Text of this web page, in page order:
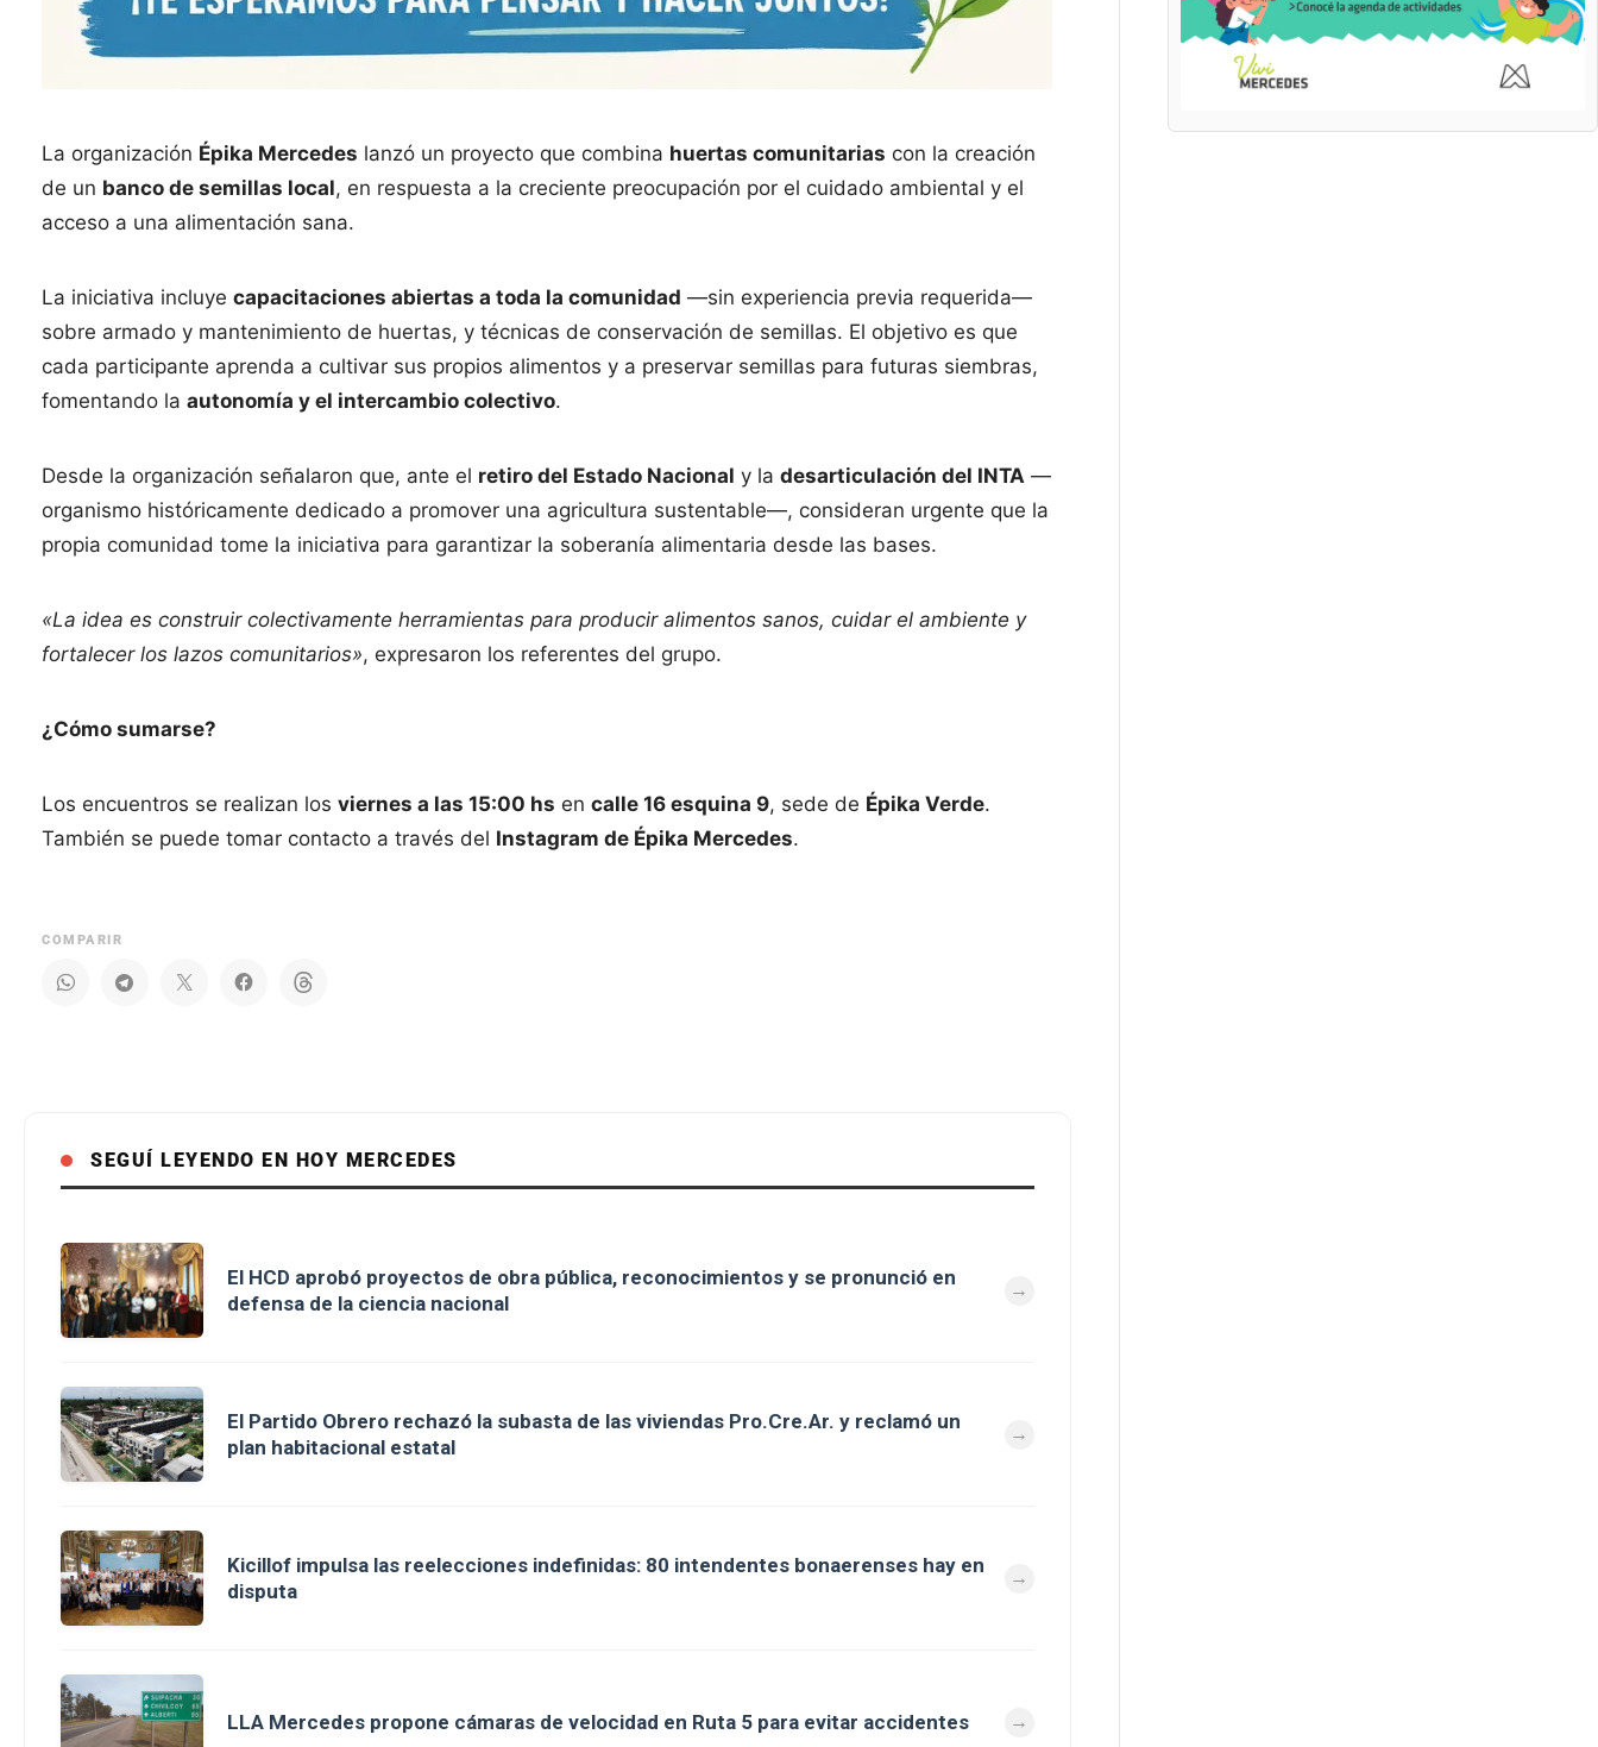
La organización Épika Mercedes lanzó un proyecto que combina huertas comunitarias con la creación
de un banco de semillas local, en respuesta a la creciente preocupación por el cuidado ambiental y el
acceso a una alimentación sana.
La iniciativa incluyecapacitaciones abiertas a toda la comunidad —sin experiencia previa requerida—
sobre armado y mantenimiento de huertas, y técnicas de conservación de semillas. El objetivo es que
cada participante aprenda a cultivar sus propios alimentos y a preservar semillas para futuras siembras,
fomentando laautonomía y el intercambio colectivo.
Desde la organización señalaron que, ante el retiro del Estado Nacional y ladesarticulación del INTA —
organismo históricamente dedicado a promover una agricultura sustentable—, consideran urgente que la
propia comunidad tome la iniciativa para garantizar la soberanía alimentaria desde las bases.
«La idea es construir colectivamente herramientas para producir alimentos sanos, cuidar el ambiente y
fortalecer los lazos comunitarios», expresaron los referentes del grupo.
¿Cómo sumarse?
Los encuentros se realizan losviernes a las 15:00 hs encalle 16 esquina 9, sede de Épika Verde.
También se puede tomar contacto a través del Instagram de Épika Mercedes.
COMPARIR
SEGUÍ LEYENDO EN HOY MERCEDES
El HCD aprobó proyectos de obra pública, reconocimientos y se pronunció en
defensa de la ciencia nacional
El Partido Obrero rechazó la subasta de las viviendas Pro.Cre.Ar. y reclamó un
plan habitacional estatal
Kicillof impulsa las reelecciones indefinidas: 80 intendentes bonaerenses hay en
disputa
LLA Mercedes propone cámaras de velocidad en Ruta 5 para evitar accidentes